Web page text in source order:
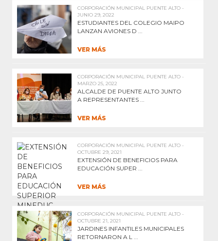
CORPORACIÓN MUNICIPAL PUENTE ALTO -
JUNIO 29, 2022
ESTUDIANTES DEL COLEGIO MAIPO
LANZAN AVIONES D ...
VER MÁS
CORPORACIÓN MUNICIPAL PUENTE ALTO -
MARZO 25, 2022
ALCALDE DE PUENTE ALTO JUNTO
A REPRESENTANTES ...
VER MÁS
CORPORACIÓN MUNICIPAL PUENTE ALTO -
OCTUBRE 29, 2021
EXTENSIÓN DE BENEFICIOS PARA
EDUCACIÓN SUPER ...
VER MÁS
CORPORACIÓN MUNICIPAL PUENTE ALTO -
OCTUBRE 21, 2021
JARDINES INFANTILES MUNICIPALES
RETORNARON A L ...